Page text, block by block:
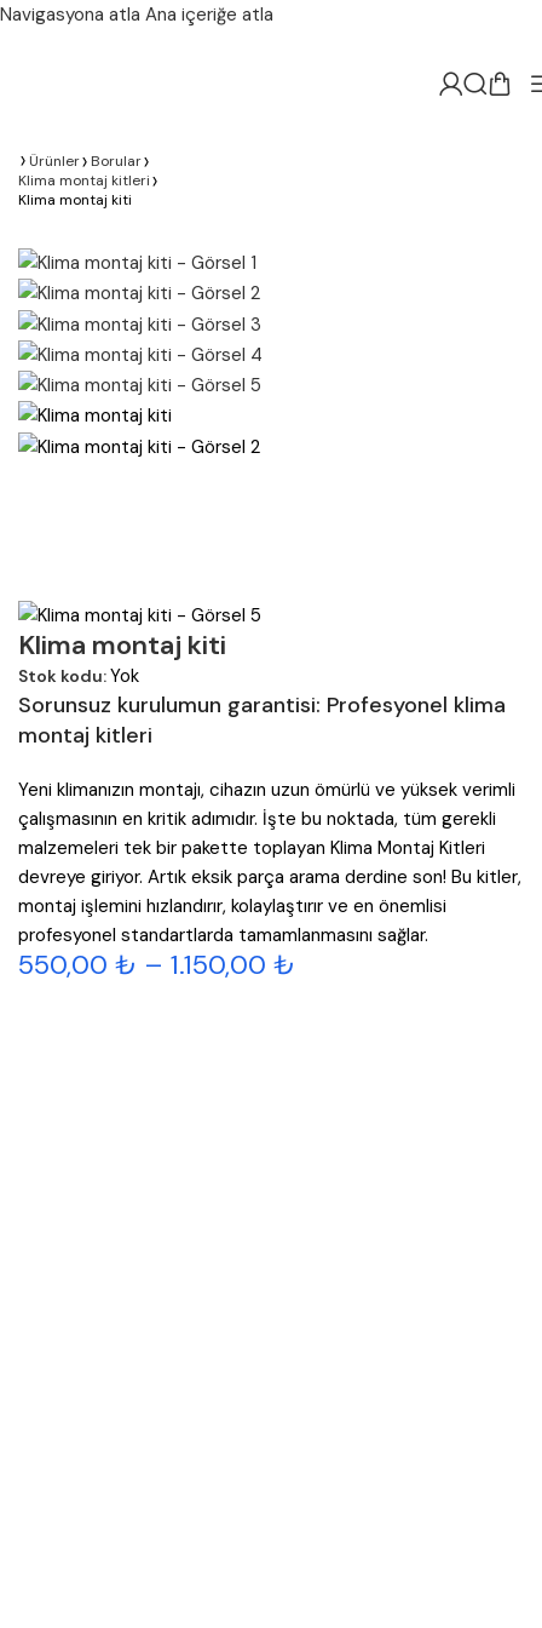
Navigasyona atla Ana içeriğe atla
Ürünler
Borular
Klima montaj kitleri
Klima montaj kiti
Klima montaj kiti
Stok kodu:Yok
Sorunsuz kurulumun garantisi: Profesyonel klima
montaj kitleri
Yeni klimanızın montajı, cihazın uzun ömürlü ve yüksek verimli
çalışmasının en kritik adımıdır. İşte bu noktada, tüm gerekli
malzemeleri tek bir pakette toplayan Klima Montaj Kitleri
devreye giriyor. Artık eksik parça arama derdine son! Bu kitler,
montaj işlemini hızlandırır, kolaylaştırır ve en önemlisi
profesyonel standartlarda tamamlanmasını sağlar.
550,00 ₺ – 1.150,00 ₺